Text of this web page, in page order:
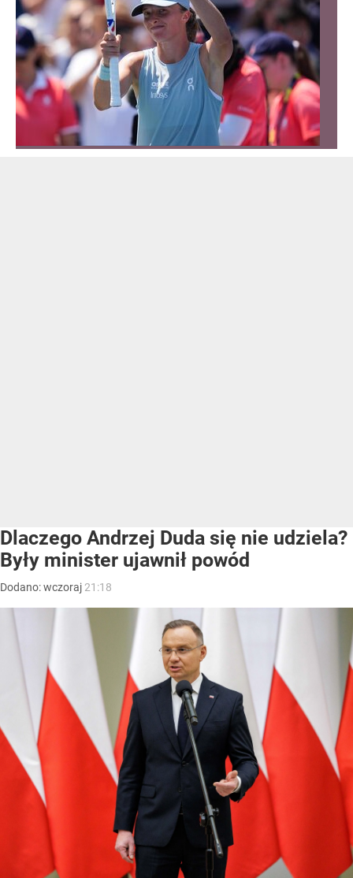
Dlaczego Andrzej Duda się nie udziela?
Były minister ujawnił powód
Dodano:wczoraj 21:18